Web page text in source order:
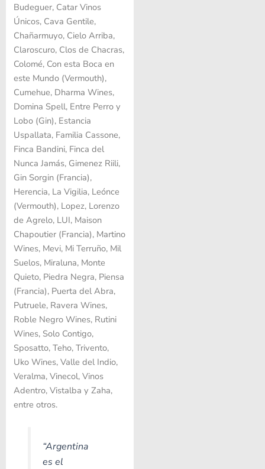
Budeguer, Catar Vinos
Únicos, Cava Gentile,
Chañarmuyo, Cielo Arriba,
Claroscuro, Clos de Chacras,
Colomé, Con esta Boca en
este Mundo (Vermouth),
Cumehue, Dharma Wines,
Domina Spell, Entre Perro y
Lobo (Gin), Estancia
Uspallata, Familia Cassone,
Finca Bandini, Finca del
Nunca Jamás, Gimenez Riili,
Gin Sorgin (Francia),
Herencia, La Vigilia, Leónce
(Vermouth), Lopez, Lorenzo
de Agrelo, LUI, Maison
Chapoutier (Francia), Martino
Wines, Mevi, Mi Terruño, Mil
Suelos, Miraluna, Monte
Quieto, Piedra Negra, Piensa
(Francia), Puerta del Abra,
Putruele, Ravera Wines,
Roble Negro Wines, Rutini
Wines, Solo Contigo,
Sposatto, Teho, Trivento,
Uko Wines, Valle del Indio,
Veralma, Vinecol, Vinos
Adentro, Vistalba y Zaha,
entre otros.
“Argentina
es el